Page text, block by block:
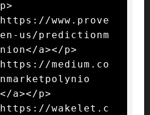
www.prove
us/predictionm
a></p>
medium.co
a></p>
wakelet.c